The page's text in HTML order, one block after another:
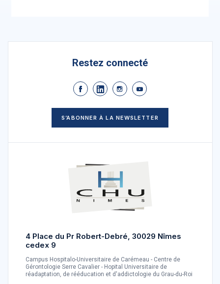
Restez connecté
S’ABONNER À LA NEWSLETTER
4 Place du Pr Robert-Debré, 30029 Nîmes
cedex 9
Campus Hospitalo-Universitaire de Carémeau - Centre de
Gérontologie Serre Cavalier - Hopital Universitaire de
réadaptation, de rééducation et d'addictologie du Grau-du-Roi